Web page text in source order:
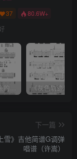
37 80.6W+
《父亲的草原母亲的河》吉他简谱C调弹唱谱（腾格尔）
下一篇
雪》吉他简谱G调弹
唱谱（许嵩）